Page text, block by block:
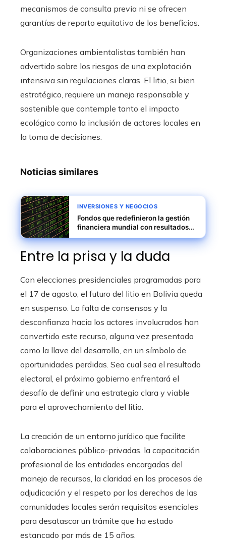
mecanismos de consulta previa ni se ofrecen
garantías de reparto equitativo de los beneficios.
Organizaciones ambientalistas también han
advertido sobre los riesgos de una explotación
intensiva sin regulaciones claras. El litio, si bien
estratégico, requiere un manejo responsable y
sostenible que contemple tanto el impacto
ecológico como la inclusión de actores locales en
la toma de decisiones.
Noticias similares
INVERSIONES Y NEGOCIOS
Fondos que redefinieron la gestión
financiera mundial con resultados
excepcionales
Entre la prisa y la duda
Con elecciones presidenciales programadas para
el 17 de agosto, el futuro del litio en Bolivia queda
en suspenso. La falta de consensos y la
desconfianza hacia los actores involucrados han
convertido este recurso, alguna vez presentado
como la llave del desarrollo, en un símbolo de
oportunidades perdidas. Sea cual sea el resultado
electoral, el próximo gobierno enfrentará el
desafío de definir una estrategia clara y viable
para el aprovechamiento del litio.
La creación de un entorno jurídico que facilite
colaboraciones público-privadas, la capacitación
profesional de las entidades encargadas del
manejo de recursos, la claridad en los procesos de
adjudicación y el respeto por los derechos de las
comunidades locales serán requisitos esenciales
para desatascar un trámite que ha estado
estancado por más de 15 años.